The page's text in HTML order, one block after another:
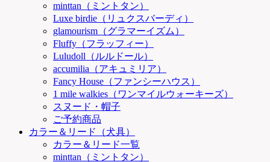
minttan（ミントタン）
Luxe birdie（リュクスバーディ）
glamourism（グラマーイズム）
Fluffy（フラッフィー）
Luludoll（ルルドール）
accumilia（アキュミリア）
Fancy House（ファンシーハウス）
1 mile walkies（ワンマイルウォーキーズ）
スヌード・帽子
ご予約商品
カラー＆リード（犬具）
カラー＆リード一覧
minttan（ミントタン）